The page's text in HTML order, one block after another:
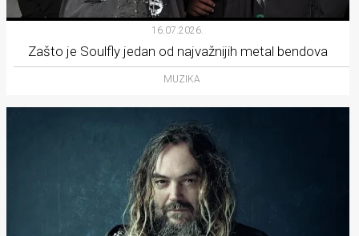
16.07.2026.
Zašto je Soulfly jedan od najvažnijih metal bendova
MUZIKA